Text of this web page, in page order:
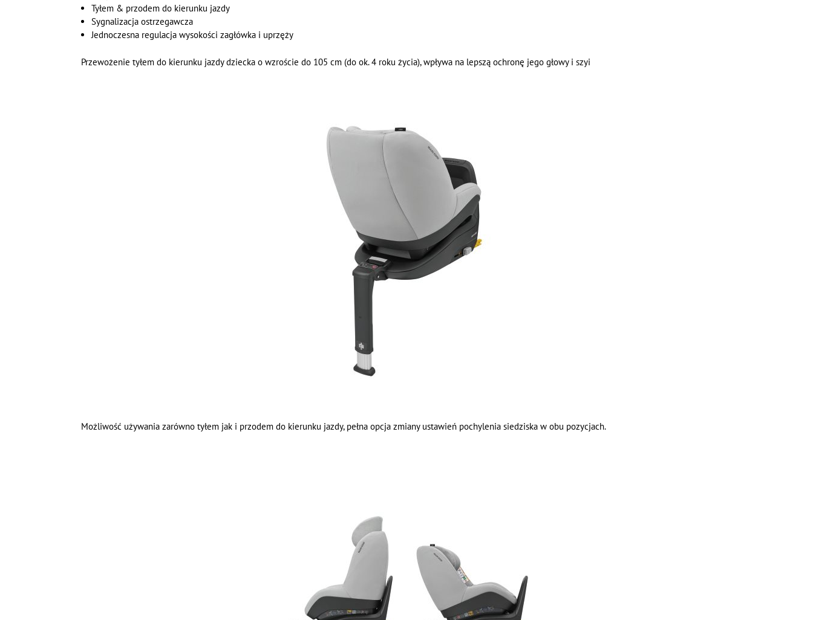
Tyłem & przodem do kierunku jazdy
Sygnalizacja ostrzegawcza
Jednoczesna regulacja wysokości zagłówka i uprzęży
Przewożenie tyłem do kierunku jazdy dziecka o wzroście do 105 cm (do ok. 4 roku życia), wpływa na lepszą ochronę jego głowy i szyi
Możliwość używania zarówno tyłem jak i przodem do kierunku jazdy, pełna opcja zmiany ustawień pochylenia siedziska w obu pozycjach.